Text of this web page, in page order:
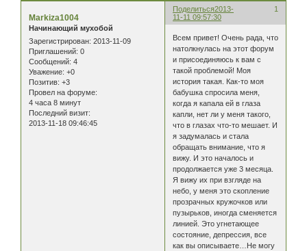
Поделиться 1
2013-
11-11 09:57:30
Markiza1004
Начинающий мухобой
Зарегистрирован: 2013-11-09
Приглашений: 0
Сообщений: 4
Уважение: +0
Позитив: +3
Провел на форуме:
4 часа 8 минут
Последний визит:
2013-11-18 09:46:45
Всем привет! Очень рада, что
натолкнулась на этот форум
и присоединяюсь к вам с
такой проблемой! Моя
история такая. Как-то моя
бабушка спросила меня,
когда я капала ей в глаза
капли, нет ли у меня такого,
что в глазах что-то мешает. И
я задумалась и стала
обращать внимание, что я
вижу. И это началось и
продолжается уже 3 месяца.
Я вижу их при взгляде на
небо, у меня это скопление
прозрачных кружочков или
пузырьков, иногда сменяется
линией. Это угнетающее
состояние, депрессия, все
как вы описываете…Не могу